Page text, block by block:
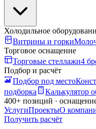
Холодильное
Витрины и горки
Торговое оснащение
Торговые стеллажи4
Подбор и расчёт
Подбор под место
подборка
Калькулятор
400+ позиций ·
УслугиПроектыО
Получить расчёт